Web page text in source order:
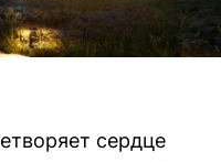
сердце